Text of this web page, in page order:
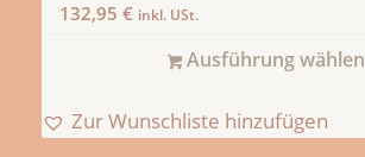
132,95 € inkl. USt.
Ausführung wählen
Zur Wunschliste hinzufügen